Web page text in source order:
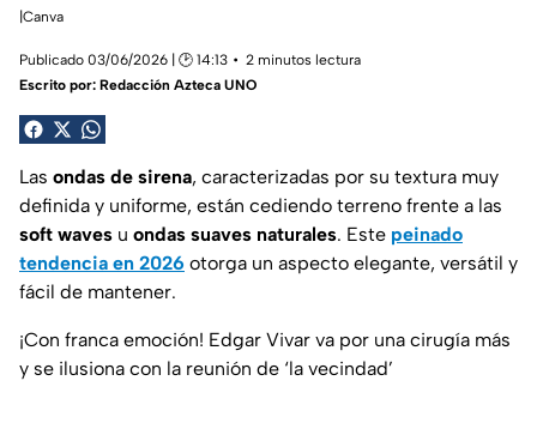
|Canva
Publicado 03/06/2026 | 🕑 14:13
2 minutos lectura
Escrito por: Redacción Azteca UNO
Las ondas de sirena, caracterizadas por su textura muy
definida y uniforme, están cediendo terreno frente a las
soft waves u ondas suaves naturales. Este peinado
tendencia en 2026 otorga un aspecto elegante, versátil y
fácil de mantener.
¡Con franca emoción! Edgar Vivar va por una cirugía más
y se ilusiona con la reunión de ‘la vecindad’